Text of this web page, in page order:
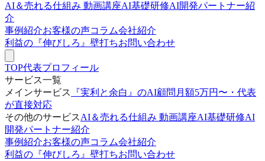
AI＆売れる仕組み 動画講座AI基礎研修AI開発パートナー紹
介
事例紹介お客様の声コラム会社紹介
利益の『伸びしろ』壁打ちお問い合わせ
TOP代表プロフィール
サービス一覧
メインサービス
『実利と余白』のAI顧問 月額5万円〜・代表
が直接対応
その他のサービスAI＆売れる仕組み 動画講座AI基礎研修AI
開発パートナー紹介
事例紹介お客様の声コラム会社紹介
利益の『伸びしろ』壁打ちお問い合わせ